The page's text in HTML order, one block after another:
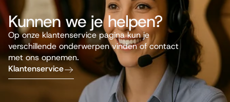
Kunnen we je helpen?
Op onze klantenservice pagina kun je
verschillende onderwerpen vinden of contact
met ons opnemen.
Klantenservice